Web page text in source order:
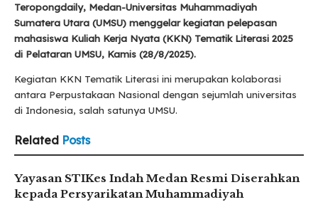
Teropongdaily, Medan-Universitas Muhammadiyah
Sumatera Utara (UMSU) menggelar kegiatan pelepasan
mahasiswa Kuliah Kerja Nyata (KKN) Tematik Literasi 2025
di Pelataran UMSU, Kamis (28/8/2025).
Kegiatan KKN Tematik Literasi ini merupakan kolaborasi
antara Perpustakaan Nasional dengan sejumlah universitas
di Indonesia, salah satunya UMSU.
Related Posts
Yayasan STIKes Indah Medan Resmi Diserahkan
kepada Persyarikatan Muhammadiyah